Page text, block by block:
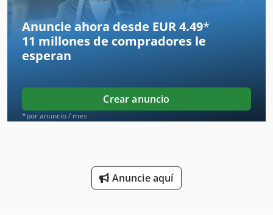
Herramientas De Torneado
Herramientas De Torno
Línea De Trefilado
Máquina De Troquelado
Taladro De Engranaje
Tijeras De Excavadora
Anuncie ahora desde EUR 4.49*
11 millones de compradores le
esperan
Crear anuncio
*por anuncio / mes
Anuncie aquí